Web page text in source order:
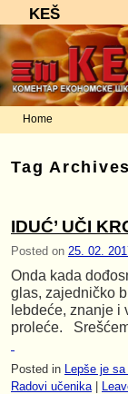
KEŠ
Home
Tag
IDUĆ’ UČI
Posted on 25. 02.
Onda kada
glas, zajedničko
lebdeće, znanje i
proleće.
Posted in Lepše je
Radovi učenika